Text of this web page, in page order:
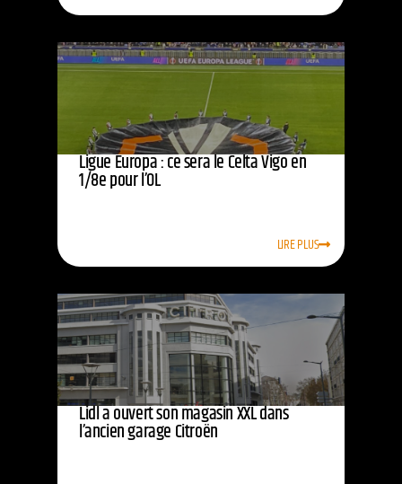
Ligue Europa : ce sera le Celta Vigo en
1/8e pour l’OL
LIRE PLUS
Lidl a ouvert son magasin XXL dans
l’ancien garage Citroën